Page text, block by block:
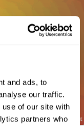
and ads, to
our traffic.
of our site with
partners who